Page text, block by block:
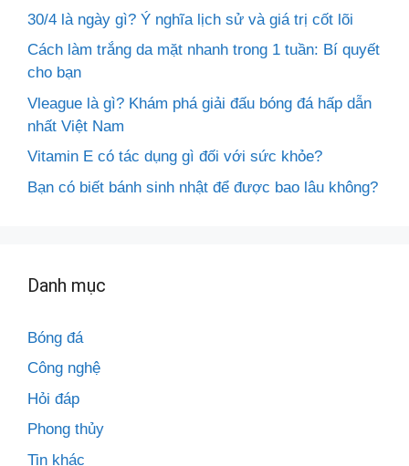
30/4 là ngày gì? Ý nghĩa lịch sử và giá trị cốt lõi
Cách làm trắng da mặt nhanh trong 1 tuần: Bí quyết
cho bạn
Vleague là gì? Khám phá giải đấu bóng đá hấp dẫn
nhất Việt Nam
Vitamin E có tác dụng gì đối với sức khỏe?
Bạn có biết bánh sinh nhật để được bao lâu không?
Danh mục
Bóng đá
Công nghệ
Hỏi đáp
Phong thủy
Tin khác